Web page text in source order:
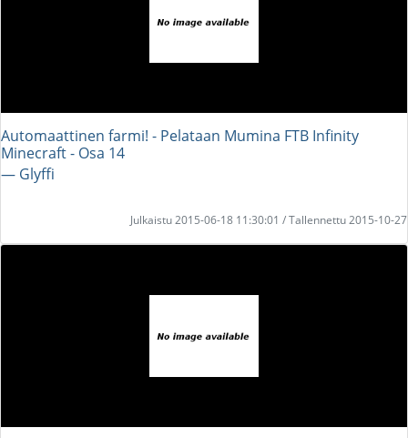
Automaattinen farmi! - Pelataan Mumina FTB Infinity
Minecraft - Osa 14
― Glyffi
Julkaistu 2015-06-18 11:30:01 / Tallennettu 2015-10-27